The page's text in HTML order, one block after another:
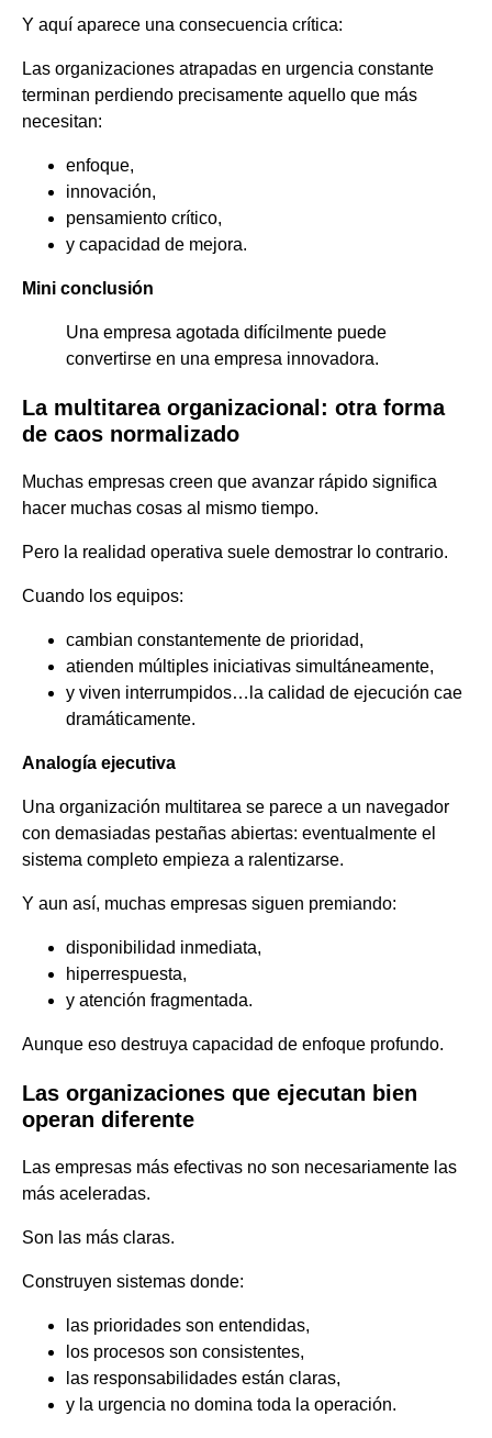
Y aquí aparece una consecuencia crítica:
Las organizaciones atrapadas en urgencia constante
terminan perdiendo precisamente aquello que más
necesitan:
enfoque,
innovación,
pensamiento crítico,
y capacidad de mejora.
Mini conclusión
Una empresa agotada difícilmente puede
convertirse en una empresa innovadora.
La multitarea organizacional: otra forma
de caos normalizado
Muchas empresas creen que avanzar rápido significa
hacer muchas cosas al mismo tiempo.
Pero la realidad operativa suele demostrar lo contrario.
Cuando los equipos:
cambian constantemente de prioridad,
atienden múltiples iniciativas simultáneamente,
y viven interrumpidos…la calidad de ejecución cae
dramáticamente.
Analogía ejecutiva
Una organización multitarea se parece a un navegador
con demasiadas pestañas abiertas: eventualmente el
sistema completo empieza a ralentizarse.
Y aun así, muchas empresas siguen premiando:
disponibilidad inmediata,
hiperrespuesta,
y atención fragmentada.
Aunque eso destruya capacidad de enfoque profundo.
Las organizaciones que ejecutan bien
operan diferente
Las empresas más efectivas no son necesariamente las
más aceleradas.
Son las más claras.
Construyen sistemas donde:
las prioridades son entendidas,
los procesos son consistentes,
las responsabilidades están claras,
y la urgencia no domina toda la operación.